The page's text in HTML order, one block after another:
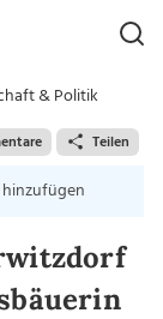
& Politik
Teilen